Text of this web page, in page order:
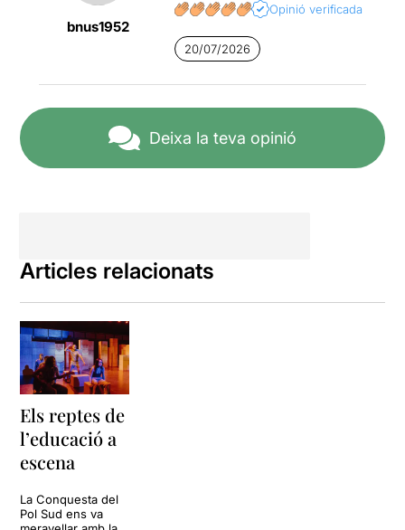
bnus1952
Opinió verificada
20/07/2026
Deixa la teva opinió
Articles relacionats
Els reptes de
l’educació a
escena
La Conquesta del
Pol Sud ens va